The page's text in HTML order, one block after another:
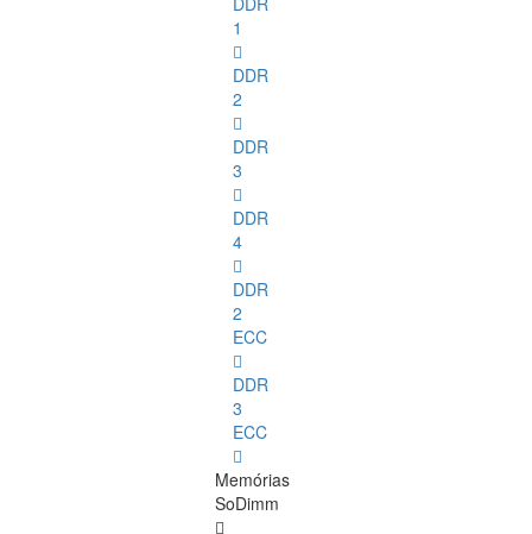
1
DDR
2
DDR
3
DDR
4
DDR
2
ECC
DDR
3
ECC
Memórias
SoDimm